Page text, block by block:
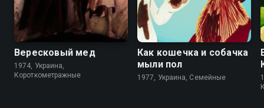
Вересковый мед
1974, Украина,
Короткометражные
6.8 7.3
Как кошечка и собачка
мыли пол
1977, Украина, Семейные